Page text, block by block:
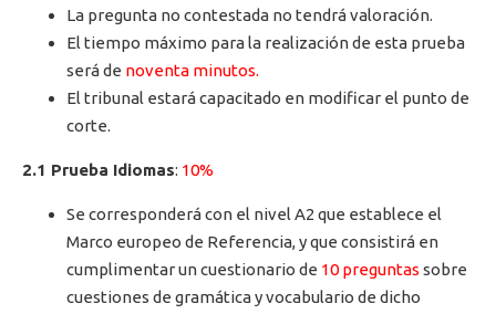
La pregunta no contestada no tendrá valoración.
El tiempo máximo para la realización de esta prueba
será de noventa minutos.
El tribunal estará capacitado en modificar el punto de
corte.
2.1 Prueba Idiomas: 10%
Se corresponderá con el nivel A2 que establece el
Marco europeo de Referencia, y que consistirá en
cumplimentar un cuestionario de 10 preguntas sobre
cuestiones de gramática y vocabulario de dicho